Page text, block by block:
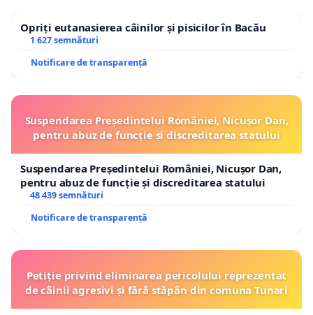
Opriți eutanasierea câinilor și pisicilor în Bacău
1 627 semnături
Notificare de transparență
Suspendarea Președintelui României, Nicușor Dan,
pentru abuz de funcție și discreditarea statului
Suspendarea Președintelui României, Nicușor Dan,
pentru abuz de funcție și discreditarea statului
48 439 semnături
Notificare de transparență
Petiție privind eliminarea pericolului reprezentat
de câinii agresivi și fără stăpân din comuna Tunari